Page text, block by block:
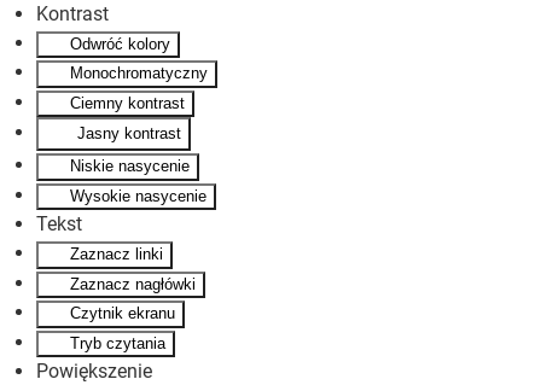
Kontrast
Odwróć kolory
Monochromatyczny
Ciemny kontrast
Jasny kontrast
Niskie nasycenie
Wysokie nasycenie
Tekst
Zaznacz linki
Zaznacz nagłówki
Czytnik ekranu
Tryb czytania
Powiększenie
Skip to main content